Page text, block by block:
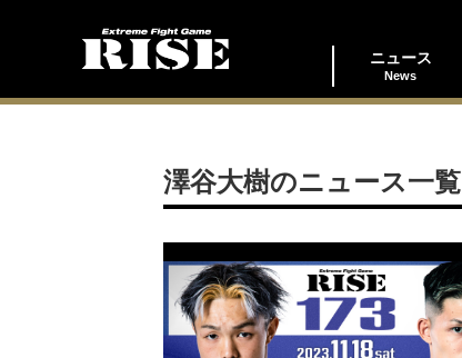
ニュース
News
澤谷大樹のニュース一覧